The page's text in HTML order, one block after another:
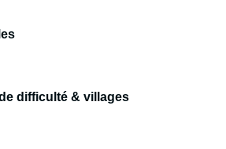
difficulté & villages